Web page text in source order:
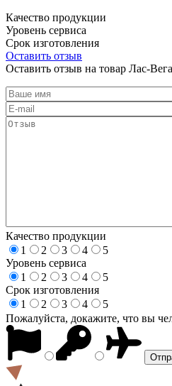
Качество продукции
Уровень сервиса
Срок изготовления
Оставить отзыв
Оставить отзыв на товар Лас-
Качество продукции
1
2 3 4
5
Уровень сервиса
1
2 3 4
5
Срок изготовления
1
2 3 4
5
Пожалуйста, докажите, что вы